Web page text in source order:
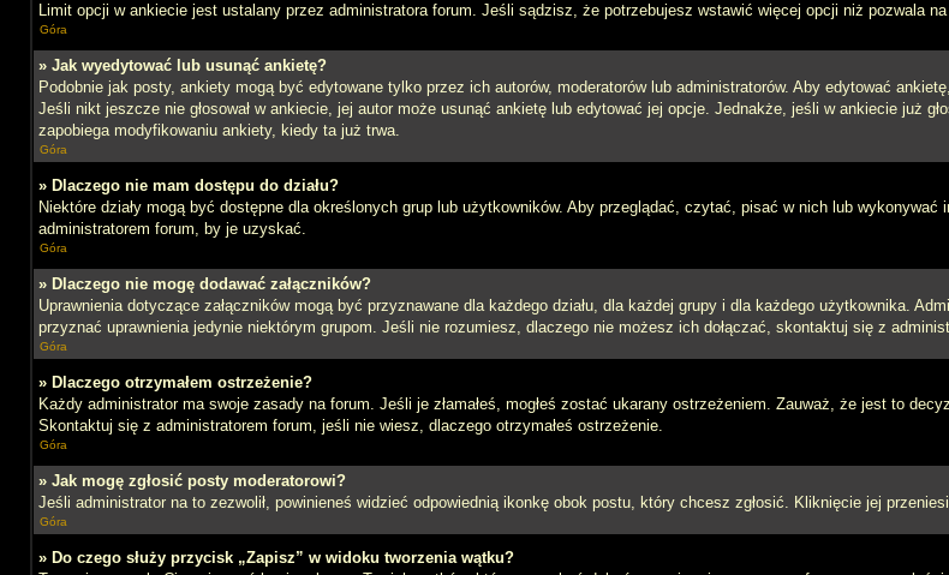
Limit opcji w ankiecie jest ustalany przez administratora forum. Jeśli sądzisz, że potrzebujesz wstawić więcej opcji niż pozwala
Góra
» Jak wyedytować lub usunąć ankietę?
Podobnie jak posty, ankiety mogą być edytowane tylko przez ich autorów, moderatorów lub administratorów. Aby edytować
Jeśli nikt jeszcze nie głosował w ankiecie, jej autor może usunąć ankietę lub edytować jej opcje. Jednakże, jeśli w ankiecie już
zapobiega modyfikowaniu ankiety, kiedy ta już trwa.
Góra
» Dlaczego nie mam dostępu do działu?
Niektóre działy mogą być dostępne dla określonych grup lub użytkowników. Aby przeglądać, czytać, pisać w nich lub
administratorem forum, by je uzyskać.
Góra
» Dlaczego nie mogę dodawać załączników?
Uprawnienia dotyczące załączników mogą być przyznawane dla każdego działu, dla każdej grupy i dla każdego użytkownika.
przyznać uprawnienia jedynie niektórym grupom. Jeśli nie rozumiesz, dlaczego nie możesz ich dołączać, skontaktuj się z
Góra
» Dlaczego otrzymałem ostrzeżenie?
Każdy administrator ma swoje zasady na forum. Jeśli je złamałeś, mogłeś zostać ukarany ostrzeżeniem. Zauważ, że jest to
Skontaktuj się z administratorem forum, jeśli nie wiesz, dlaczego otrzymałeś ostrzeżenie.
Góra
» Jak mogę zgłosić posty moderatorowi?
Jeśli administrator na to zezwolił, powinieneś widzieć odpowiednią ikonkę obok postu, który chcesz zgłosić. Kliknięcie jej
Góra
» Do czego służy przycisk „Zapisz” w widoku tworzenia wątku?